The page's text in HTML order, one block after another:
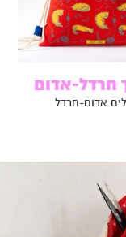
חרדל-אדום
אדום-חרדל